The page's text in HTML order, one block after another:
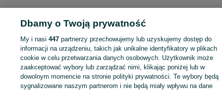
ID:1048745081
Zaloguj się lub załóż konto na OLX, aby skontaktować się z
sprzedającym
Dbamy o Twoją prywatność
My i nasi447 partnerzy przechowujemy lub uzyskujemy dostęp do
informacji na urządzeniu, takich jak unikalne identyfikatory w plikach
cookie w celu przetwarzania danych osobowych. Użytkownik może
zaakceptować wybory lub zarządzać nimi, klikając poniżej lub w
dowolnym momencie na stronie polityki prywatności. Te wybory będą
sygnalizowane naszym partnerom i nie będą miały wpływu na dane